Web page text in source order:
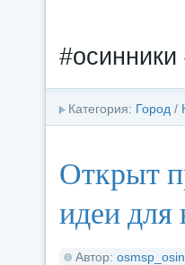
Категория: Город /
Открыт
идеи для
Автор: